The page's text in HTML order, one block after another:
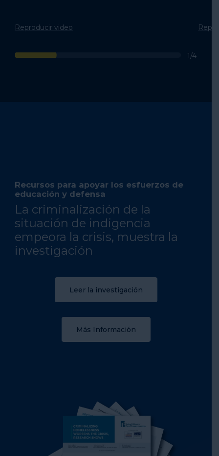
Reproducir video
1/4
Recursos para apoyar los esfuerzos de
educación y defensa
La criminalización de la
situación de indigencia
empeora la crisis, muestra la
investigación
Leer la investigación
Más Información